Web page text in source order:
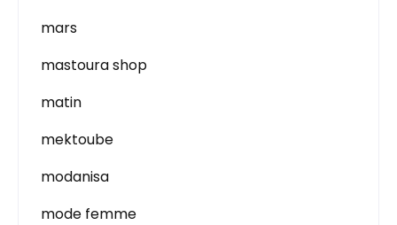
mars
mastoura shop
matin
mektoube
modanisa
mode femme